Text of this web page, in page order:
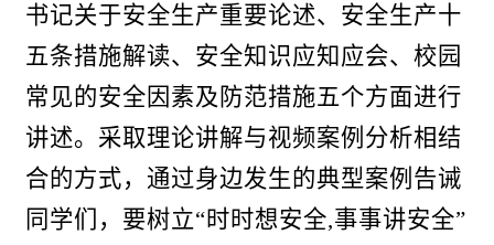
书记关于安全生产重要论述、安全生产十
五条措施解读、安全知识应知应会、校园
常见的安全因素及防范措施五个方面进行
讲述。采取理论讲解与视频案例分析相结
合的方式，通过身边发生的典型案例告诫
同学们，要树立“时时想安全,事事讲安全”